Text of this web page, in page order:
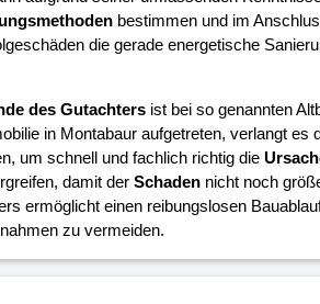
bestimmen und im
die gerade energetische
des Gutachtersist bei so genannten
in Montabaur aufgetreten, verlangt es
um schnell und fachlich richtig die
damit der Schadennicht noch
ermöglicht einen reibungslosen
zu vermeiden.